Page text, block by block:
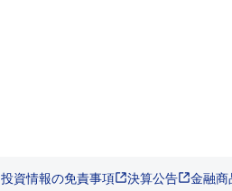
投資情報の免責事項 決算公告 金融